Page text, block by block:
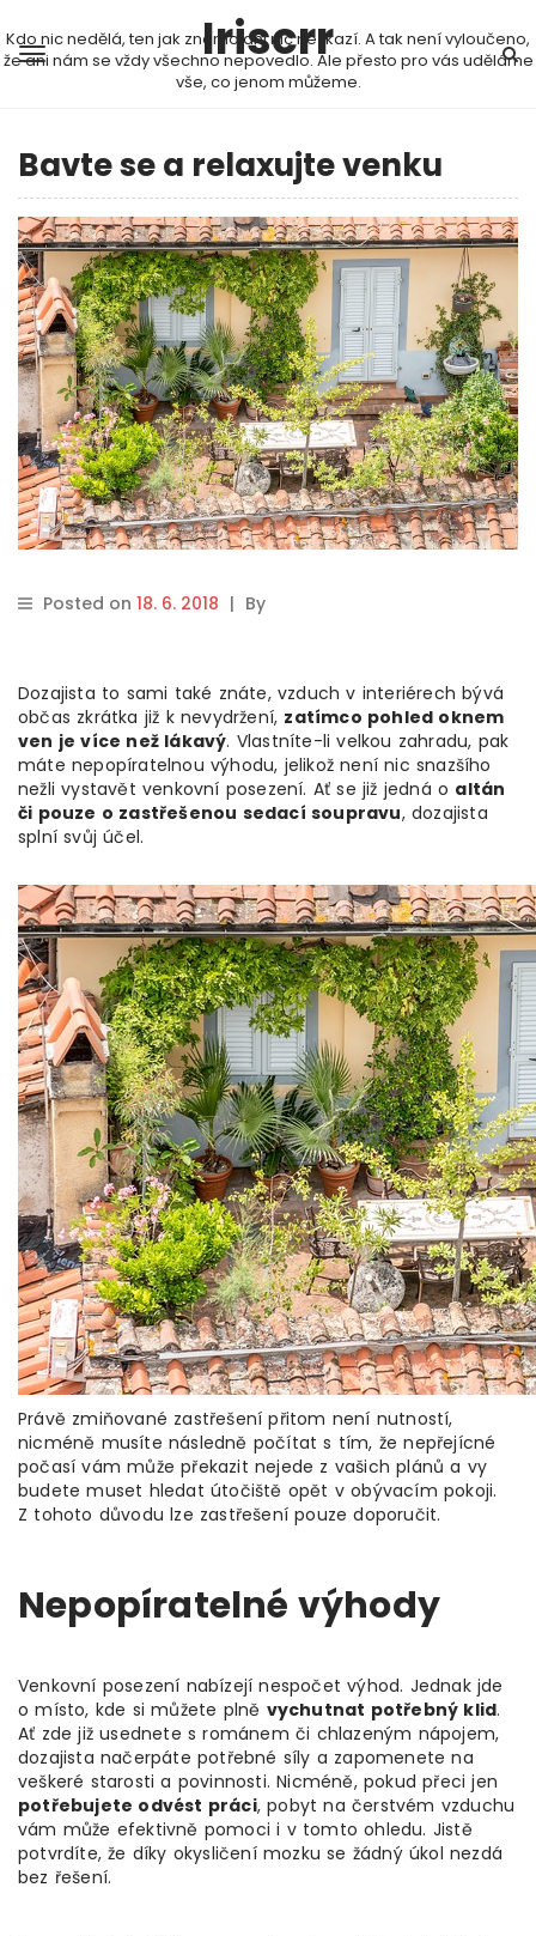
Iriscrr
Kdo nic nedělá, ten jak známo ani nic nezkazí. A tak není vyloučeno,
že ani nám se vždy všechno nepovedlo. Ale přesto pro vás uděláme
vše, co jenom můžeme.
Bavte se a relaxujte venku
Posted on 18. 6. 2018 | By
Dozajista to sami také znáte, vzduch v interiérech bývá
občas zkrátka již k nevydržení, zatímco pohled oknem
ven je více než lákavý. Vlastníte-li velkou zahradu, pak
máte nepopíratelnou výhodu, jelikož není nic snazšího
nežli vystavět venkovní posezení. Ať se již jedná o altán
či pouze o zastřešenou sedací soupravu, dozajista
splní svůj účel.
Právě zmiňované zastřešení přitom není nutností,
nicméně musíte následně počítat s tím, že nepřejícné
počasí vám může překazit nejede z vašich plánů a vy
budete muset hledat útočiště opět v obývacím pokoji.
Z tohoto důvodu lze zastřešení pouze doporučit.
Nepopíratelné výhody
Venkovní posezení nabízejí nespočet výhod. Jednak jde
o místo, kde si můžete plně vychutnat potřebný klid.
Ať zde již usednete s románem či chlazeným nápojem,
dozajista načerpáte potřebné síly a zapomenete na
veškeré starosti a povinnosti. Nicméně, pokud přeci jen
potřebujete odvést práci, pobyt na čerstvém vzduchu
vám může efektivně pomoci i v tomto ohledu. Jistě
potvrdíte, že díky okysličení mozku se žádný úkol nezdá
bez řešení.